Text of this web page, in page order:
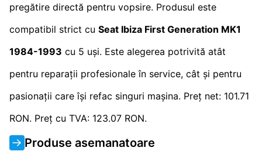
pregătire directă pentru vopsire. Produsul este
compatibil strict cu Seat Ibiza First Generation MK1
1984-1993 cu 5 uși. Este alegerea potrivită atât
pentru reparații profesionale în service, cât și pentru
pasionații care își refac singuri mașina. Preț net: 101.71
RON. Preț cu TVA: 123.07 RON.
Produse asemanatoare